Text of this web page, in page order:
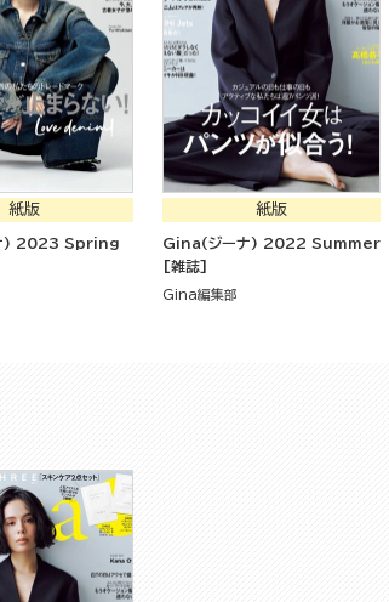
紙版
) 2023 Spring
紙版
Gina(ジーナ) 2022 Summer
[雑誌]
Gina編集部